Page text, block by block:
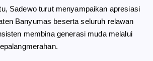
Sadewo turut menyampaikan apresiasi
Banyumas beserta seluruh relawan
membina generasi muda melalui